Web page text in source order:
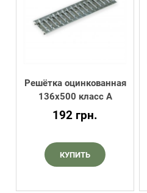
Решётка оцинкованная
136х500 класс А
192 грн.
КУПИТЬ